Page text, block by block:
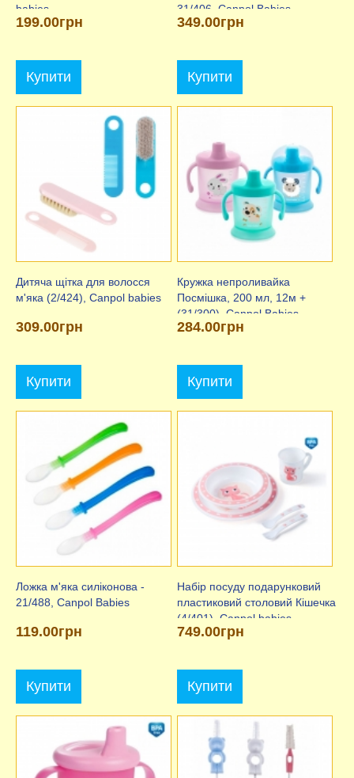
babies
199.00грн
Купити
31/406, Canpol Babies
349.00грн
Купити
Дитяча щітка для волосся
м'яка (2/424), Canpol babies
309.00грн
Купити
Кружка непроливайка
Посмішка, 200 мл, 12м +
(31/300), Canpol Babies
284.00грн
Купити
Ложка м'яка силіконова -
21/488, Canpol Babies
119.00грн
Купити
Набір посуду подарунковий
пластиковий столовий Кішечка
(4/401), Canpol babies
749.00грн
Купити